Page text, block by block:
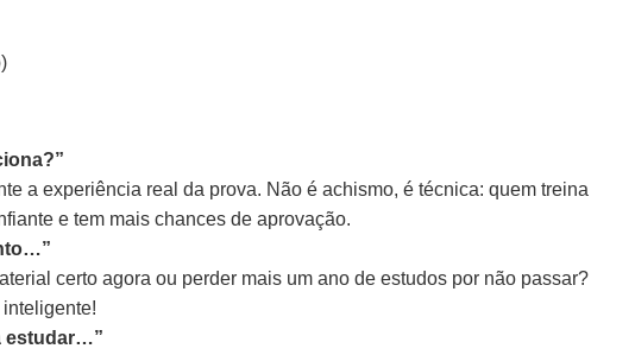
a experiência real da prova. Não é achismo, é técnica: quem treina
e tem mais chances de aprovação.
certo agora ou perder mais um ano de estudos por não passar?
estudar…”